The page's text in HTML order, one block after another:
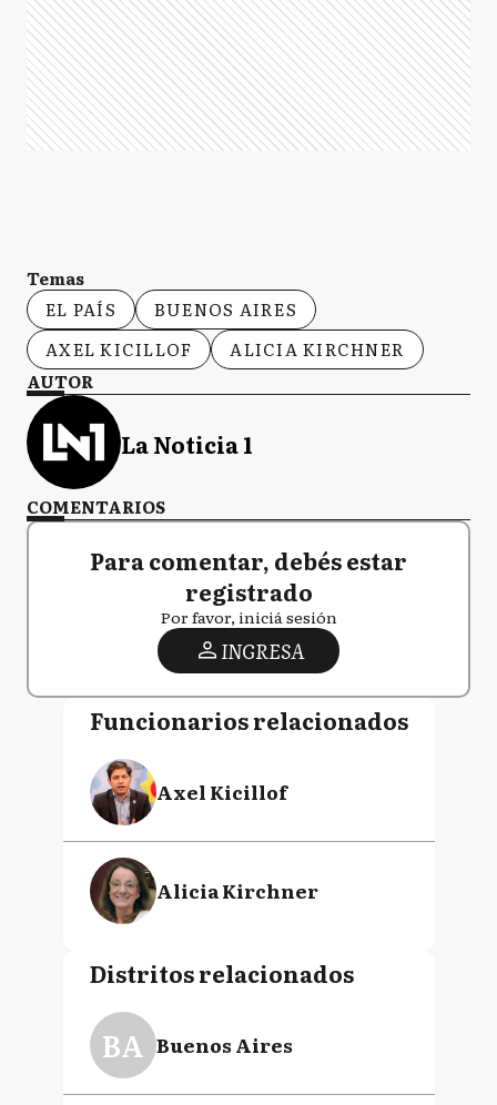
Temas
EL PAÍS
BUENOS AIRES
AXEL KICILLOF
ALICIA KIRCHNER
AUTOR
La Noticia 1
COMENTARIOS
Para comentar, debés estar
registrado
Por favor, iniciá sesión
INGRESA
Funcionarios relacionados
Axel Kicillof
Alicia Kirchner
Distritos relacionados
BA Buenos Aires